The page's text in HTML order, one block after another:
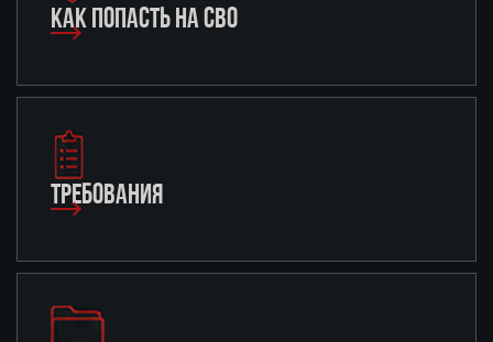
КАК ПОПАСТЬ НА СВО
ТРЕБОВАНИЯ